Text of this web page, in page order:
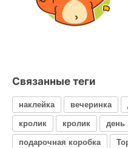
Связанные теги
наклейка вечеринка
кролик
кролик
день
подарочная коробка